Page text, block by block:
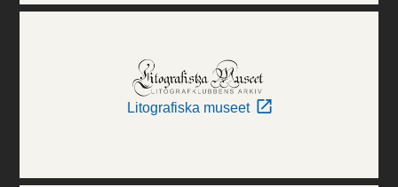
Litografiska museet